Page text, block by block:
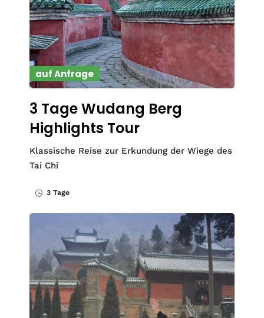
auf Anfrage
3 Tage Wudang Berg
Highlights Tour
Klassische Reise zur Erkundung der Wiege des
Tai Chi
3 Tage